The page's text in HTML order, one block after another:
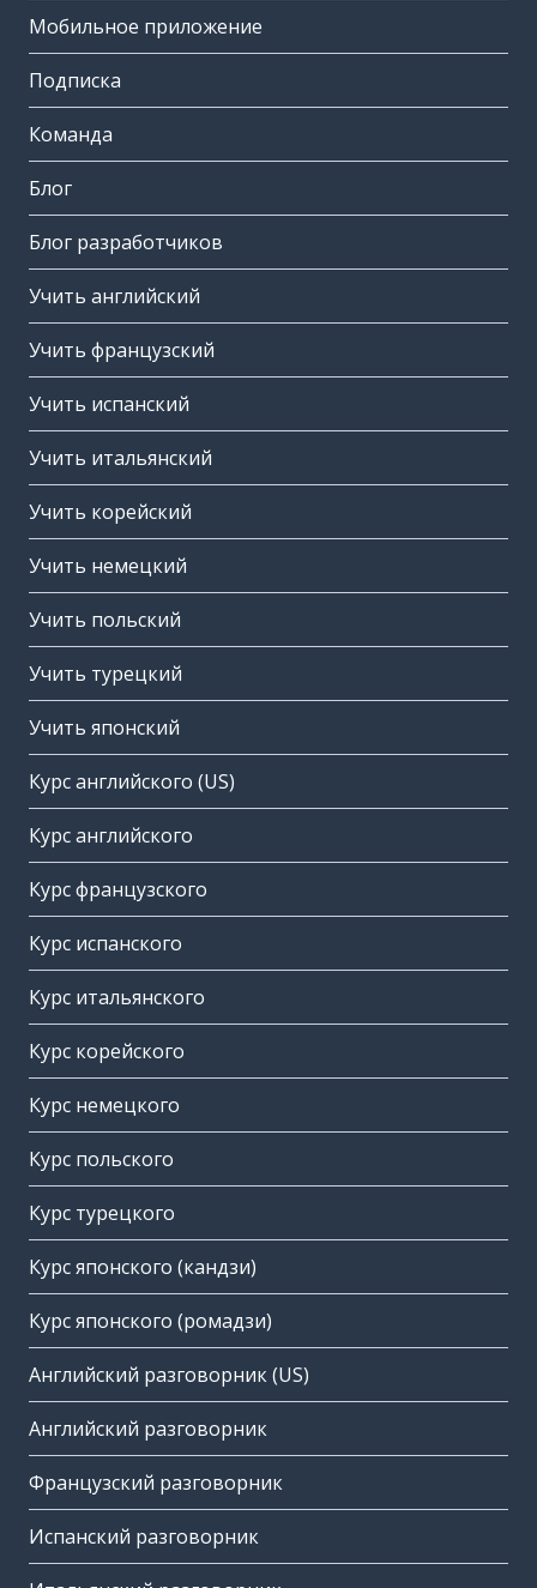
Мобильное приложение
Подписка
Команда
Блог
Блог разработчиков
Учить английский
Учить французский
Учить испанский
Учить итальянский
Учить корейский
Учить немецкий
Учить польский
Учить турецкий
Учить японский
Курс английского (US)
Курс английского
Курс французского
Курс испанского
Курс итальянского
Курс корейского
Курс немецкого
Курс польского
Курс турецкого
Курс японского (кандзи)
Курс японского (ромадзи)
Английский разговорник (US)
Английский разговорник
Французский разговорник
Испанский разговорник